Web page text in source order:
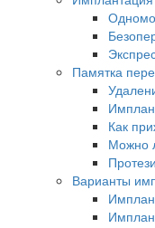
Памятка
Как
Можно
Варианты